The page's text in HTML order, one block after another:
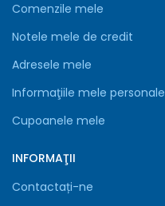
Comenzile mele
Notele mele de credit
Adresele mele
Informaţiile mele personale
Cupoanele mele
INFORMAŢII
Contactați-ne